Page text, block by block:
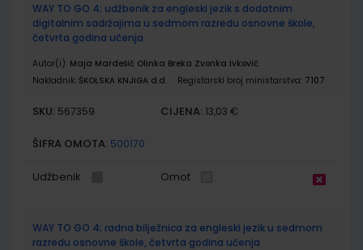
WAY TO GO 4; udžbenik za engleski jezik s dodatnim
digitalnim sadržajima u sedmom razredu osnovne škole,
četvrta godina učenja
Autor(i): Maja Mardešić Olinka Breka Zvonka Ivković
Nakladnik: ŠKOLSKA KNJIGA d.d. Registarski broj ministarstva: 7107
SKU: 567359 CIJENA: 13,03 €
ŠIFRA OMOTA: 500170
Udžbenik Omot
WAY TO GO 4; radna bilježnica za engleski jezik u sedmom
razredu osnovne škole, četvrta godina učenja